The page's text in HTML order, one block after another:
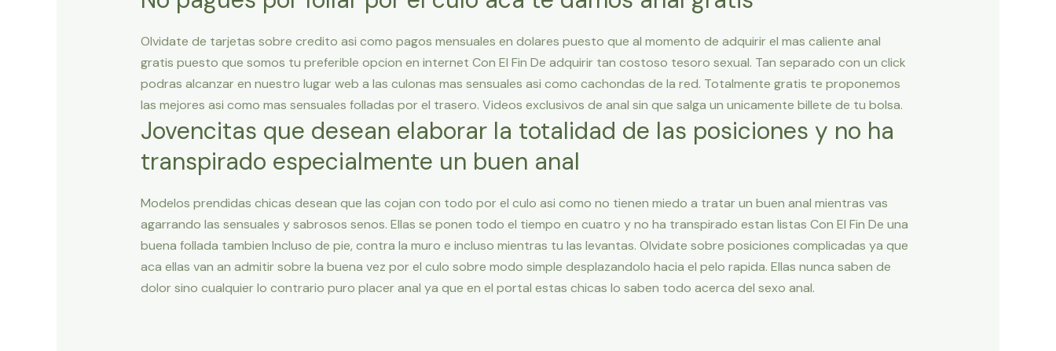
Olvidate de tarjetas sobre credito asi­ como pagos mensuales en dolares puesto que al momento de adquirir el mas caliente anal
gratis puesto que somos tu preferible opcion en internet Con El Fin De adquirir tan costoso tesoro sexual. Tan separado con un click
podras alcanzar en nuestro lugar web a las culonas mas sensuales asi­ como cachondas de la red. Totalmente gratis te proponemos
las mejores asi­ como mas sensuales folladas por el trasero. Videos exclusivos de anal sin que salga un unicamente billete de tu bolsa.
Jovencitas que desean elaborar la totalidad de las posiciones y no ha
transpirado especialmente un buen anal
Modelos prendidas chicas desean que las cojan con todo por el culo asi­ como no tienen miedo a tratar un buen anal mientras vas
agarrando las sensuales y sabrosos senos. Ellas se ponen todo el tiempo en cuatro y no ha transpirado estan listas Con El Fin De una
buena follada tambien Incluso de pie, contra la muro e incluso mientras tu las levantas. Olvidate sobre posiciones complicadas ya que
aca ellas van an admitir sobre la buena vez por el culo sobre modo simple desplazandolo hacia el pelo rapida. Ellas nunca saben de
dolor sino cualquier lo contrario puro placer anal ya que en el portal estas chicas lo saben todo acerca del sexo anal.